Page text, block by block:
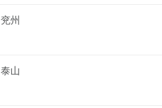
兖州
泰山